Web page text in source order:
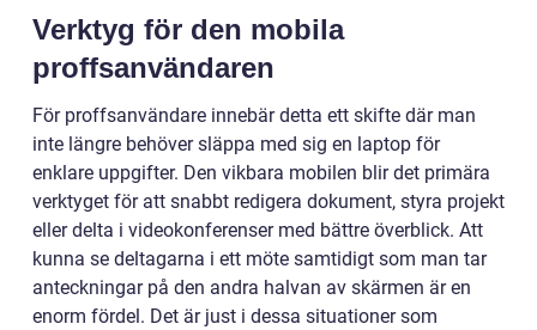
Verktyg för den mobila
proffsanvändaren
För proffsanvändare innebär detta ett skifte där man
inte längre behöver släppa med sig en laptop för
enklare uppgifter. Den vikbara mobilen blir det primära
verktyget för att snabbt redigera dokument, styra projekt
eller delta i videokonferenser med bättre överblick. Att
kunna se deltagarna i ett möte samtidigt som man tar
anteckningar på den andra halvan av skärmen är en
enorm fördel. Det är just i dessa situationer som